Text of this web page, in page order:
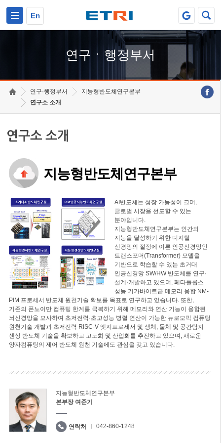
En
연구ㆍ행정부서
연구·행정부서
지능형반도체연구본부
연구소 소개
연구소 소개
지능형반도체연구본부
AI반도체는 성장 가능성이 크며,
글로벌 시장을 선도할 수 있는
분야입니다.
지능형반도체연구본부는 인간의
지능을 달성하기 위한 디지털
신경망의 절정에 이른 인공신경망인
트랜스포머(Transformer) 모델을
기반으로 학습할 수 있는 초거대
인공신경망 SW/HW 반도체를 연구·
설계·개발하고 있으며, 페타플롭스
성능 기가바이트급 메모리 융합 NM-
PIM 프로세서 반도체 원천기술 확보를 목표로 연구하고 있습니다. 또한,
기존의 폰노이만 컴퓨팅 한계를 극복하기 위해 메모리와 연산 기능이 융합된
뇌신경망을 모사하여 초저전력·초고성능 병렬 연산이 가능한 뉴로모픽 컴퓨팅
원천기술 개발과 초저전력 RISC-V 엣지프로세서 및 생체, 물체 및 공간탐지
센싱 반도체 기술을 확보하고 고도화 및 산업화를 추진하고 있으며, 새로운
양자컴퓨팅의 제어 반도체 원천 기술에도 관심을 갖고 있습니다.
지능형반도체연구본부
본부장 여준기
연락처 042-860-1248